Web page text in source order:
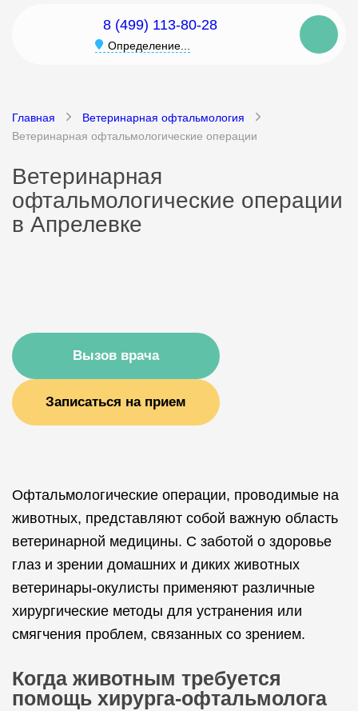
8 (499) 113-80-28
Определение...
Главная
Ветеринарная офтальмология
Ветеринарная офтальмологические операции
Ветеринарная
офтальмологические операции
в Апрелевке
Вызов врача
Записаться на прием
Офтальмологические операции, проводимые на
животных, представляют собой важную область
ветеринарной медицины. С заботой о здоровье
глаз и зрении домашних и диких животных
ветеринары-окулисты применяют различные
хирургические методы для устранения или
смягчения проблем, связанных со зрением.
Когда животным требуется
помощь хирурга-офтальмолога